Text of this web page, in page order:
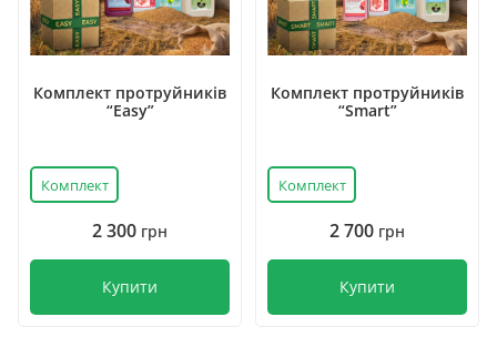
Комплект протруйників
“Easy”
Комплект
2 300 грн
Купити
Комплект протруйників
“Smart”
Комплект
2 700 грн
Купити